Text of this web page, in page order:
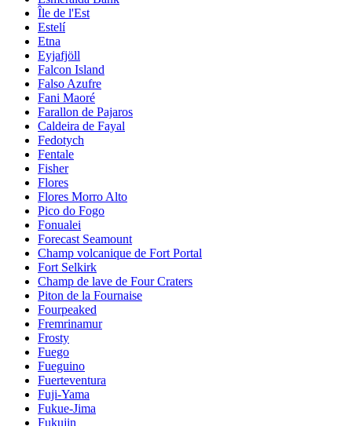
Île de l'Est
Estelí
Etna
Eyjafjöll
Falcon Island
Falso Azufre
Fani Maoré
Farallon de Pajaros
Caldeira de Fayal
Fedotych
Fentale
Fisher
Flores
Flores Morro Alto
Pico do Fogo
Fonualei
Forecast Seamount
Champ volcanique de Fort Portal
Fort Selkirk
Champ de lave de Four Craters
Piton de la Fournaise
Fourpeaked
Fremrinamur
Frosty
Fuego
Fueguino
Fuerteventura
Fuji-Yama
Fukue-Jima
Fukujin